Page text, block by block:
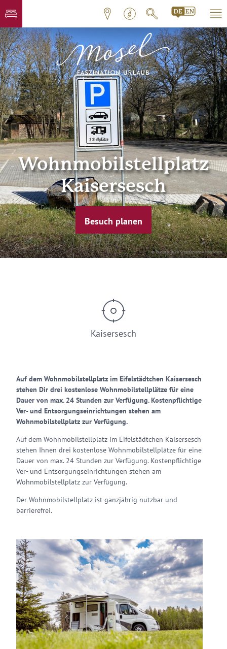
© Touristik-Büro Schieferland Kaisersesch
Wohnmobilstellplatz
Kaisersesch
Besuch planen
Kaisersesch
Auf dem Wohnmobilstellplatz im Eifelstädtchen Kaisersesch
stehen Dir drei kostenlose Wohnmobilstellplätze für eine
Dauer von max. 24 Stunden zur Verfügung. Kostenpflichtige
Ver- und Entsorgungseinrichtungen stehen am
Wohnmobilstellplatz zur Verfügung.
Auf dem Wohnmobilstellplatz im Eifelstädtchen Kaisersesch
stehen Ihnen drei kostenlose Wohnmobilstellplätze für eine
Dauer von max. 24 Stunden zur Verfügung. Kostenpflichtige
Ver- und Entsorgungseinrichtungen stehen am
Wohnmobilstellplatz zur Verfügung.
Der Wohnmobilstellplatz ist ganzjährig nutzbar und
barrierefrei.